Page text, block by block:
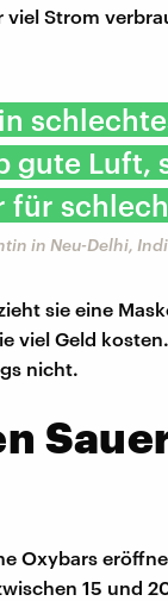
Strom
gute Luft,
für
in Neu-Delhi,
sie eine
viel Geld
nicht.
Oxybars
15 und